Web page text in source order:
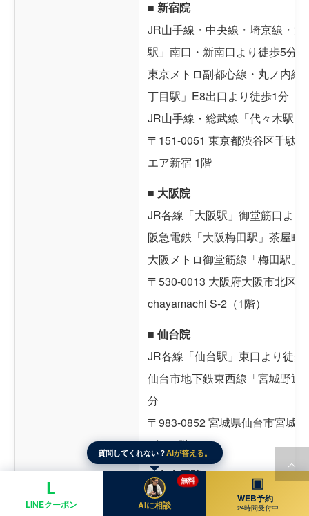
■ 新宿院
JR山手線・中央線・埼京線・
駅」南口・新南口より徒歩5分
東京メトロ副都心線・丸ノ内線
丁目駅」E8出口より徒歩1分
JR山手線・総武線「代々木駅
〒151-0051 東京都渋谷区千駄
エア新宿 1階
■ 大阪院
JR各線「大阪駅」御堂筋口より
阪急電鉄「大阪梅田駅」茶屋町
大阪メトロ御堂筋線「梅田駅」
〒530-0013 大阪府大阪市北区
chayamachi S-2（1階）
■ 仙台院
JR各線「仙台駅」東口より徒歩
仙台市地下鉄東西線「宮城野通
分
〒983-0852 宮城県仙台市宮城
ビル 5階
■ 名古屋院
JR東海道本線・中央本線・関
質問してくれない？AIが答える。
L
LINEクーポン AIに相談
無料 ▣
WEB予約
24時間受付中